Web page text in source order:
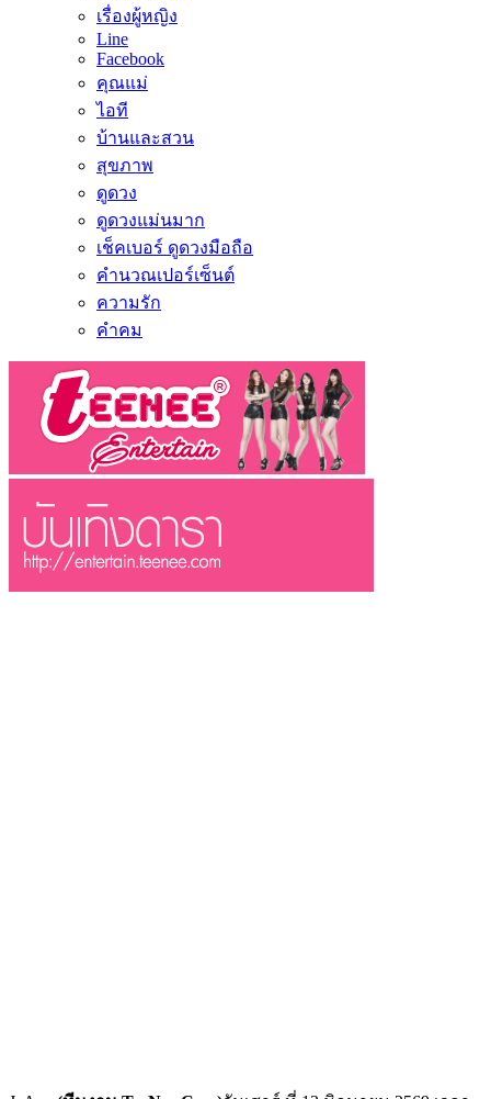
เรื่องผู้หญิง
Line
Facebook
คุณแม่
ไอที
บ้านและสวน
สุขภาพ
ดูดวง
ดูดวงแม่นมาก
เช็คเบอร์ ดูดวงมือถือ
คำนวณเปอร์เซ็นต์
ความรัก
คำคม